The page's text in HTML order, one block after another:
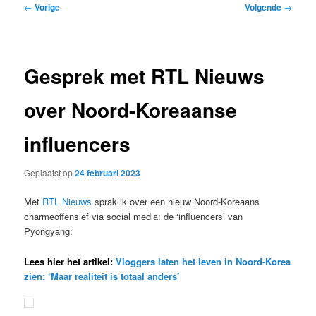
Bericht
← Vorige Volgende →
Gesprek met RTL Nieuws
over Noord-Koreaanse
influencers
Geplaatst op24 februari 2023
Met RTL Nieuws sprak ik over een nieuw Noord-Koreaans
charmeoffensief via social media: de ‘influencers’ van
Pyongyang:
Lees hier het artikel:Vloggers laten het leven in Noord-Korea
zien: ‘Maar realiteit is totaal anders’